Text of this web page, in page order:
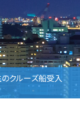
のクルーズ船受入